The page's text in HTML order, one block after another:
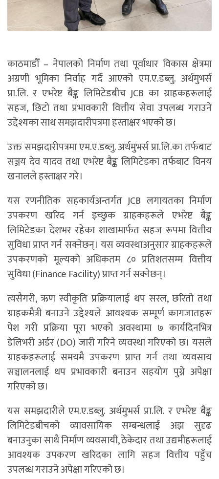
काठमाडौँ – नेपालको निर्माण तथा पूर्वाधार विकास क्षेत्रमा
अग्रणी भूमिका निर्वाह गर्दै आएको एम.ए.डब्लु. अर्थमुभर्स
प्रा.लि. र एभरेष्ट बैङ्क लिमिटेडबीच JCB का ग्राहकहरूलाई
सहज, छिटो तथा प्रभावकारी वित्तीय सेवा उपलब्ध गराउने
उद्देश्यका साथ समझदारीपत्रमा हस्ताक्षर भएको छ।
उक्त समझदारीपत्रमा एम.ए.डब्लु. अर्थमुभर्स प्रा.लि.का तर्फबाट
सञ्जय देव यादव तथा एभरेष्ट बैङ्क लिमिटेडका तर्फबाट विनय
खनालले हस्ताक्षर गरे।
यस रणनीतिक सहकार्यअन्तर्गत JCB लगायतका निर्माण
उपकरण खरिद गर्न इच्छुक ग्राहकहरूले एभरेष्ट बैङ्क
लिमिटेडका देशभर रहेका शाखामार्फत सहज रूपमा वित्तीय
सुविधा प्राप्त गर्न सक्नेछन्। यस व्यवस्थाअनुसार ग्राहकहरूले
उपकरणको मूल्यको अधिकतम ८० प्रतिशतसम्म वित्तीय
सुविधा (Finance Facility) प्राप्त गर्न सक्नेछन्।
त्यसैगरी, ऋण स्वीकृति प्रक्रियालाई थप सरल, छरितो तथा
ग्राहकमैत्री बनाउने उद्देश्यले आवश्यक सम्पूर्ण कागजातहरू
पेश गरी प्रक्रिया पूरा भएको अवस्थामा ७ कार्यदिनभित्र
डेलिभरी अर्डर (DO) जारी गरिने व्यवस्था गरिएको छ। यसले
ग्राहकहरूलाई समयमै उपकरण प्राप्त गर्न तथा व्यवसाय
सञ्चालनलाई थप प्रभावकारी बनाउन सहयोग पुग्ने अपेक्षा
गरिएको छ।
यस समझदारीले एम.ए.डब्लु. अर्थमुभर्स प्रा.लि. र एभरेष्ट बैङ्क
लिमिटेडबीचको व्यावसायिक सम्बन्धलाई अझ सुदृढ
बनाउनुका साथै निर्माण व्यवसायी, ठेकेदार तथा उद्यमीहरूलाई
आवश्यक उपकरण खरिदका लागि सहज वित्तीय पहुँच
उपलब्ध गराउने अपेक्षा गरिएको छ।